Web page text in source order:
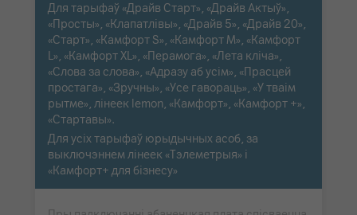
Для тарыфаў «Драйв Старт», «Драйв Актыў»,
«Просты», «Клапатлівы», «Драйв 5», «Драйв 20»,
«Старт», «Камфорт S», «Камфорт M», «Камфорт
L», «Камфорт XL», «Перамога», «Лета кліча»,
«Слова за слова», «Адразу аб усім», «Прасцей
простага», «Зручны», «Усе гавораць», «У тваім
рытме», лінеек lemon, «Камфорт», «Камфорт +»,
«Стартавы».
Для усіх тарыфаў юрыдычных асоб, за
выключэннем лінеек «Тэлеметрыя» і
«Камфорт+ для бізнесу»